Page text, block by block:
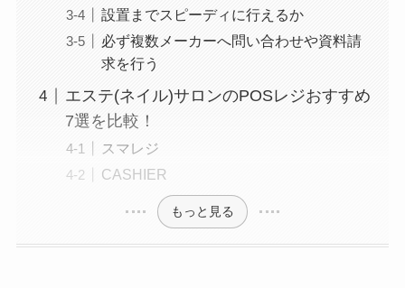
設置までスピーディに行えるか
必ず複数メーカーへ問い合わせや資料請
求を行う
エステ(ネイル)サロンのPOSレジおすすめ
7選を比較！
スマレジ
CASHIER
もっと見る